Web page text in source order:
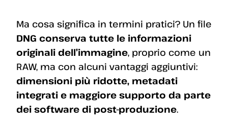
Ma cosa significa in termini pratici? Un file
DNG conserva tutte le informazioni
originali dell’immagine, proprio come un
RAW, ma con alcuni vantaggi aggiuntivi:
dimensioni più ridotte, metadati
integrati e maggiore supporto da parte
dei software di post-produzione.